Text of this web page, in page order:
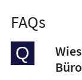
FAQs
Q